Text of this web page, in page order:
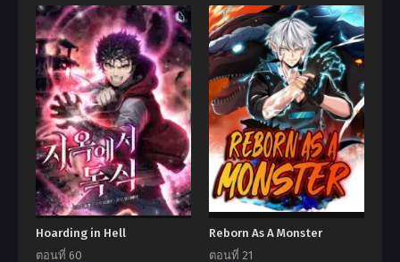
Hoarding in Hell
ตอนที่ 60
Reborn As A Monster
ตอนที่ 21